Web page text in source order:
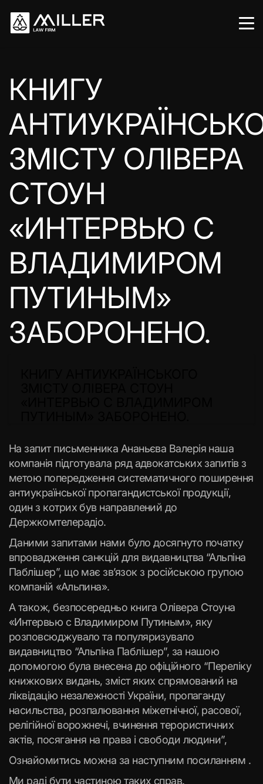
КНИГУ
ЗМІСТУ ОЛІВЕРА
СТОУН
«ИНТЕРВЬЮ С
ВЛАДИМИРОМ
ПУТИНЫМ»
ЗАБОРОНЕНО.
На запит письменника Ананьєва Валерія наша
компанія підготувала ряд адвокатських запитів з
метою попередження систематичного поширення
антиукраїнської пропагандистської продукції,
один з котрих був направлений до
Держкомтелерадіо.
Даними запитами нами було досягнуто початку
впровадження санкцій для видавництва “Альпіна
Паблішер”, що має зв’язок з російською групою
компаній «Альпина».
А також, безпосередньо книга Олівера Стоуна
«Интервью с Владимиром Путиным», яку
розповсюджувало та популяризувало
видавництво “Альпіна Паблішер”, за нашою
допомогою була внесена до офіційного “Переліку
книжкових видань, зміст яких спрямований на
ліквідацію незалежності України, пропаганду
насильства, розпалювання міжетнічної, расової,
релігійної ворожнечі, вчинення терористичних
актів, посягання на права і свободи людини”,
Ознайомитись можна за наступним посиланням .
Ми раді бути частиною таких справ.